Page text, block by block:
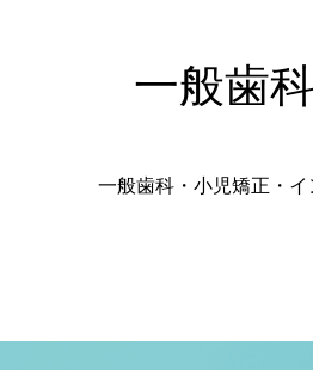
一般歯
一般歯科・小児矯正・